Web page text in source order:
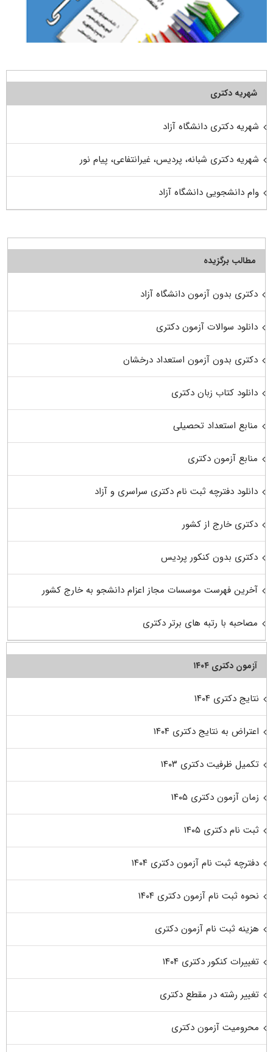
شهریه دکتری
شهریه دکتری دانشگاه آزاد
شهریه دکتری شبانه، پردیس، غیرانتفاعی، پیام نور
وام دانشجویی دانشگاه آزاد
مطالب برگزیده
دکتری بدون آزمون دانشگاه آزاد
دانلود سوالات آزمون دکتری
دکتری بدون آزمون استعداد درخشان
دانلود کتاب زبان دکتری
منابع استعداد تحصیلی
منابع آزمون دکتری
دانلود دفترچه ثبت نام دکتری سراسری و آزاد
دکتری خارج از کشور
دکتری بدون کنکور پردیس
آخرین فهرست موسسات مجاز اعزام دانشجو به خارج کشور
مصاحبه با رتبه های برتر دکتری
آزمون دکتری ۱۴۰۴
نتایج دکتری ۱۴۰۴
اعتراض به نتایج دکتری ۱۴۰۴
تکمیل ظرفیت دکتری ۱۴۰۳
زمان آزمون دکتری ۱۴۰۵
ثبت نام دکتری ۱۴۰۵
دفترچه ثبت نام آزمون دکتری ۱۴۰۴
نحوه ثبت نام آزمون دکتری ۱۴۰۴
هزینه ثبت نام آزمون دکتری
تغییرات کنکور دکتری ۱۴۰۴
تغییر رشته در مقطع دکتری
محرومیت آزمون دکتری